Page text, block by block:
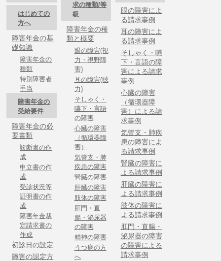
はじめての
方へ
障害年金の基
礎知識
障害年金の
種類
特別障害者
手当
障害年金の
受給要件
障害年金の必
要書類
診断書の作
成
申立書の作
成
受診状況等
証明書の作
成
障害年金裁
定請求書の
作成
初診日の設定
障害の認定方
求の種類/等
級
障害年金の種
類と概要
眼の障害(視
力・視野障
害)
耳の障害(聴
力)
そしゃく・
嚥下・言語
の障害
心臓の障害
（循環器障
害）
気管支・肺
疾患の障害
腎臓の障害
肝臓の障害
肢体の障害
肛門・直
腸・泌尿器
の障害
精神の障害
うつ病の方
へ
眼の障害によ
る請求事例
耳の障害によ
る請求事例
そしゃく・嚥
下・言語の障
害による請求
事例
心臓の障害
（循環器障
害）による請
求事例
気管支・肺疾
患の障害によ
る請求事例
腎臓の障害に
よる請求事例
肝臓の障害に
よる請求事例
肢体の障害に
よる請求事例
肛門・直腸・
泌尿器の障害
の障害による
請求事例